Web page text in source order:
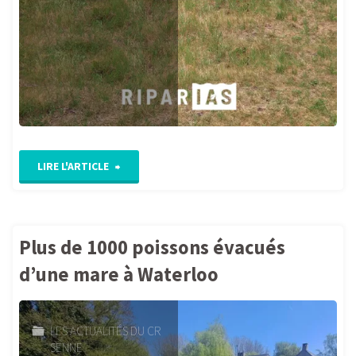
LIRE L'ARTICLE
terrain
LIFE
RIPARIAS
Plus de 1000 poissons évacués
d’une mare à Waterloo
LES ACTUALITÉS DU CR
SENNE